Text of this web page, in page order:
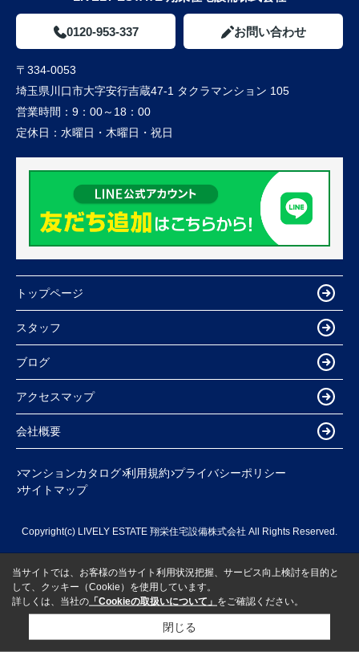
0120-953-337 お問い合わせ
〒334-0053
埼玉県川口市大字安行吉蔵47-1 タクラマンション 105
営業時間： 9：00～18：00
定休日： 水曜日・木曜日・祝日
トップページ
スタッフ
ブログ
アクセスマップ
会社概要
マンションカタログ 利用規約 プライバシーポリシー
サイトマップ
Copyright(c) LIVELY ESTATE 翔栄住宅設備株式会社 All Rights Reserved.
当サイトでは、お客様の当サイト利用状況把握、サービス向上検討を目的と
して、クッキー（Cookie）を使用しています。
詳しくは、当社の 「Cookieの取扱いについて」 をご確認ください。
閉じる